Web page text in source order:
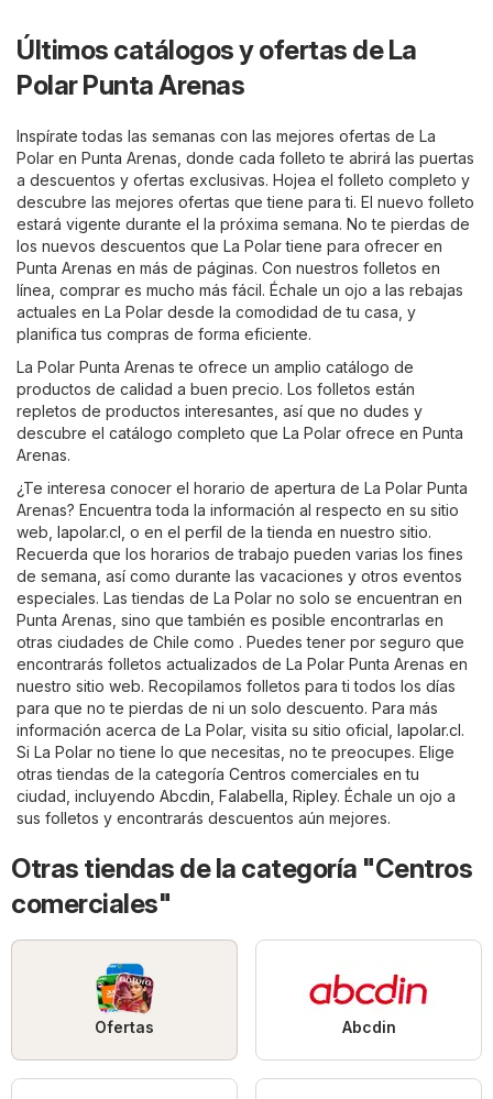
Últimos catálogos y ofertas de La
Polar Punta Arenas
Inspírate todas las semanas con las mejores ofertas de La
Polar en Punta Arenas, donde cada folleto te abrirá las puertas
a descuentos y ofertas exclusivas. Hojea el folleto completo y
descubre las mejores ofertas que tiene para ti. El nuevo folleto
estará vigente durante el la próxima semana. No te pierdas de
los nuevos descuentos que La Polar tiene para ofrecer en
Punta Arenas en más de páginas. Con nuestros folletos en
línea, comprar es mucho más fácil. Échale un ojo a las rebajas
actuales en La Polar desde la comodidad de tu casa, y
planifica tus compras de forma eficiente.
La Polar Punta Arenas te ofrece un amplio catálogo de
productos de calidad a buen precio. Los folletos están
repletos de productos interesantes, así que no dudes y
descubre el catálogo completo que La Polar ofrece en Punta
Arenas.
¿Te interesa conocer el horario de apertura de La Polar Punta
Arenas? Encuentra toda la información al respecto en su sitio
web, lapolar.cl, o en el perfil de la tienda en nuestro sitio.
Recuerda que los horarios de trabajo pueden varias los fines
de semana, así como durante las vacaciones y otros eventos
especiales. Las tiendas de La Polar no solo se encuentran en
Punta Arenas, sino que también es posible encontrarlas en
otras ciudades de Chile como . Puedes tener por seguro que
encontrarás folletos actualizados de La Polar Punta Arenas en
nuestro sitio web. Recopilamos folletos para ti todos los días
para que no te pierdas de ni un solo descuento. Para más
información acerca de La Polar, visita su sitio oficial, lapolar.cl.
Si La Polar no tiene lo que necesitas, no te preocupes. Elige
otras tiendas de la categoría Centros comerciales en tu
ciudad, incluyendo Abcdin, Falabella, Ripley. Échale un ojo a
sus folletos y encontrarás descuentos aún mejores.
Otras tiendas de la categoría "Centros
comerciales"
Ofertas Abcdin